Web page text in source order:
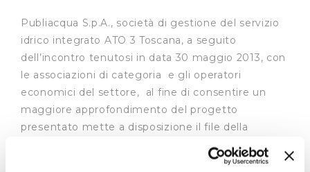
Publiacqua S.p.A., società di gestione del servizio
idrico integrato ATO 3 Toscana, a seguito
dell’incontro tenutosi in data 30 maggio 2013, con
le associazioni di categoria e gli operatori
economici del settore, al fine di consentire un
maggiore approfondimento del progetto
presentato mette a disposizione il file della